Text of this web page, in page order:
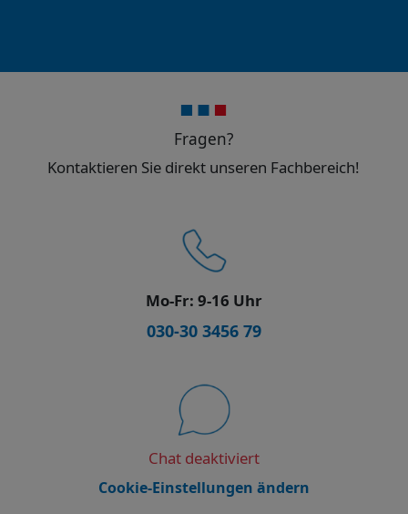
Fragen?
Kontaktieren Sie direkt unseren Fachbereich!
Mo-Fr: 9-16 Uhr
030-30 3456 79
Chat deaktiviert
Cookie-Einstellungen ändern